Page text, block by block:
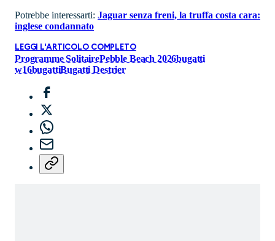
Potrebbe interessarti: Jaguar senza freni, la truffa costa cara:
inglese condannato
LEGGI L'ARTICOLO COMPLETO
Programme SolitairePebble Beach 2026bugatti
w16bugattiBugatti Destrier